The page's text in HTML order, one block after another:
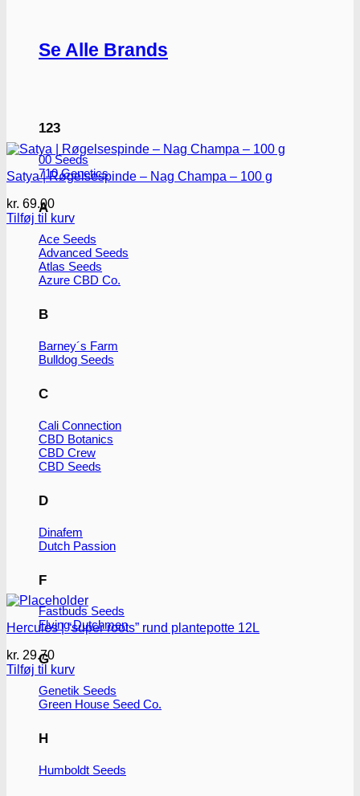
Se Alle Brands
123
00 Seeds
710 Genetics
A
Ace Seeds
Advanced Seeds
Atlas Seeds
Azure CBD Co.
B
Barney´s Farm
Bulldog Seeds
C
Cali Connection
CBD Botanics
CBD Crew
CBD Seeds
D
Dinafem
Dutch Passion
F
Fastbuds Seeds
Flying Dutchmen
G
Genetik Seeds
Green House Seed Co.
H
Humboldt Seeds
Satya | Røgelsespinde – Nag Champa – 100 g
kr. 69.00
Tilføj til kurv
Hercules | “super roots” rund plantepotte 12L
kr. 29.70
Tilføj til kurv